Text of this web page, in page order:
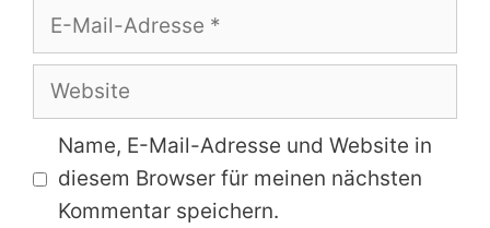
E-
Mail-
Adresse
Website
Name, E-Mail-Adresse und Website in
diesem Browser für meinen nächsten
Kommentar speichern.